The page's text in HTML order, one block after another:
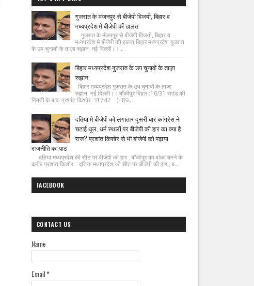
गुजरात के मंजनपुर से बीजेपी विजयी, बिहार व
मध्यप्रदेश मे बीजेपी की हालत
गुजरात के मंजनपुर से बीजेपी विजयी, बिहार व
मध्यप्रदेश मे बीजेपी की हालत बिहार मध्यप्रदेश गुजरात
के उप चुनावों के ताज़ा रुझान नई दिल्ली।।...
बिहार मध्यप्रदेश गुजरात के उप चुनावों के ताज़ा
रुझान
बिहार मध्यप्रदेश गुजरात के उप चुनावों के ताज़ा
रुझान नई दिल्ली।। बाँकीपुर बिहार :16/31 राउंड की
गिनती के बाद प्रशांत किशोर 31742 (+89...
दतिया मे बीजेपी को लगातार दूसरी बार कांग्रेस ने
चटाई धूल, धर्म स्थलों पर बीजेपी की हार का क्या है
राज? प्रशांत किशोर से भी बीजेपी को पढ़ाया
राजनीति का पाठ
दतिया मध्यप्रदेश की सीट पर बीजेपी की हार , बाँकीपुर का बांका बनने के
करीब प्रशांत किशोर दतिया मध्यप्रदेश की सीट पर बीजेपी की हार , ब...
FACEBOOK
CONTACT US
Name
Email*